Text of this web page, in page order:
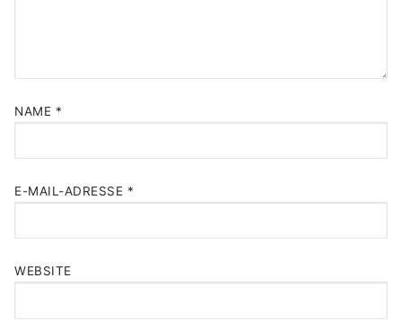
NAME *
E-MAIL-ADRESSE *
WEBSITE